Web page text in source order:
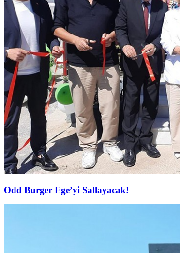
Odd Burger Ege’yi Sallayacak!